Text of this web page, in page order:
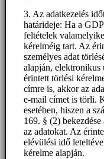
3. Az adatkezelés
határideje: Ha a
feltételek
kérelméig tart. Az
személyes adat
alapján, elektronikus
érintett törlési
címre is, akkor az
e-mail címet is törli.
esetében, hiszen a
169. § (2)
az adatokat. Az
elévülési idő
kérelme alapján.